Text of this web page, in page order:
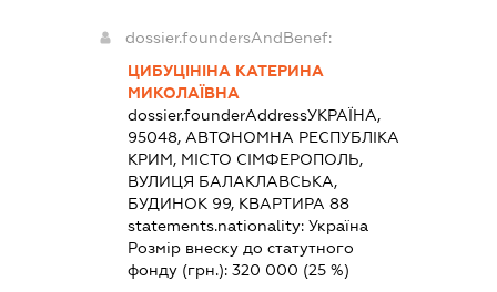
dossier.foundersAndBenef:
ЦИБУЦІНІНА КАТЕРИНА
МИКОЛАЇВНА
dossier.founderAddressУКРАЇНА,
95048, АВТОНОМНА РЕСПУБЛІКА
КРИМ, МІСТО СІМФЕРОПОЛЬ,
ВУЛИЦЯ БАЛАКЛАВСЬКА,
БУДИНОК 99, КВАРТИРА 88
statements.nationality: Україна
Розмір внеску до статутного
фонду (грн.): 320 000 (25 %)